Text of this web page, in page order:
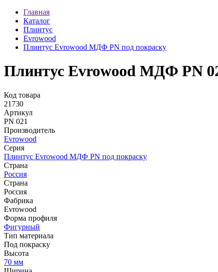
Главная
Каталог
Плинтус
Evrowood
Плинтус Evrowood МДФ PN под покраску
Плинтус Evrowood МДФ PN
Код товара
21730
Артикул
PN 021
Производитель
Evrowood
Серия
Плинтус Evrowood МДФ PN под покраску
Страна
Россия
Страна
Россия
Фабрика
Evrowood
Форма профиля
Фигурный
Тип материала
Под покраску
Высота
70 мм